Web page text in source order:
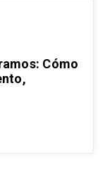
Cómo